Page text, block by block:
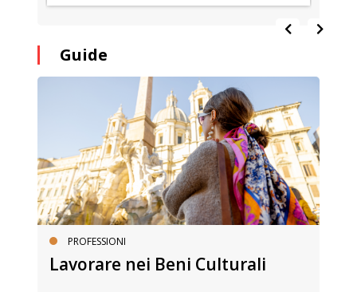
Guide
PROFESSIONI
Lavorare nei Beni Culturali